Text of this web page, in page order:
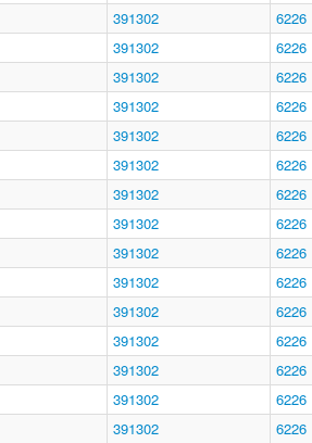
391302
6226
391302
6226
391302
6226
391302
6226
391302
6226
391302
6226
391302
6226
391302
6226
391302
6226
391302
6226
391302
6226
391302
6226
391302
6226
391302
6226
391302 6226